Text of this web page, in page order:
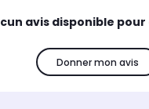
avis disponible
Donner mon avis